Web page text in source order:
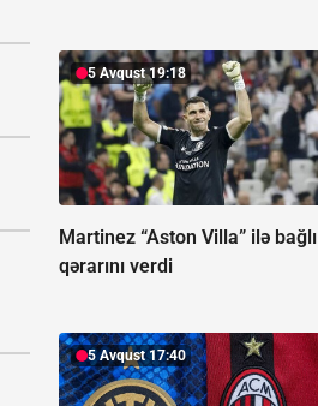
5 Avqust 19:18
Martinez “Aston Villa” ilə bağlı
qərarını verdi
5 Avqust 17:40